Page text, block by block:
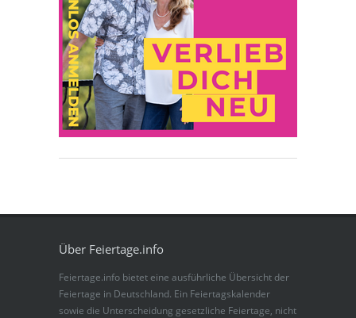
Über Feiertage.info
Feiertage.info bietet eine ausführliche Übersicht der
Feiertage in Deutschland. Ein Feiertagskalender
sowie die Unterscheidung gesetzliche Feiertage, nicht